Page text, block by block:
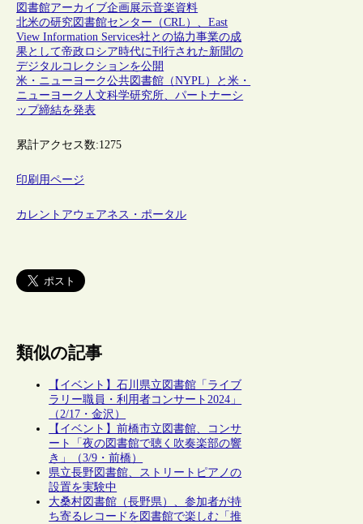
図書館アーカイブ企画 展示音楽資料
北米の研究図書館センター（CRL）、East
View Information Services社との協力事業の成
果として帝政ロシア時代に刊行された新聞の
デジタルコレクションを公開
米・ニューヨーク公共図書館（NYPL）と米・
ニューヨーク人文科学研究所、パートナーシ
ップ締結を発表
累計アクセス数:1275
印刷用ページ
カレントアウェアネス・ポータル
類似の記事
【イベント】石川県立図書館「ライブ
ラリー職員・利用者コンサート2024」
（2/17・金沢）
【イベント】前橋市立図書館、コンサ
ート「夜の図書館で聴く吹奏楽部の響
き」（3/9・前橋）
県立長野図書館、ストリートピアノの
設置を実験中
大桑村図書館（長野県）、参加者が持
ち寄るレコードを図書館で楽しむ「推